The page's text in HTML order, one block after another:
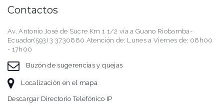
Contactos
Av. Antonio José de Sucre Km 1 1/2 vía a Guano Riobamba-
Ecuador(593) 3 3730880 Atención de: Lunes a Viernes de: 08h00
- 17h00
Buzón de sugerencias y quejas
Localización en el mapa
Descargar Directorio Telefónico IP